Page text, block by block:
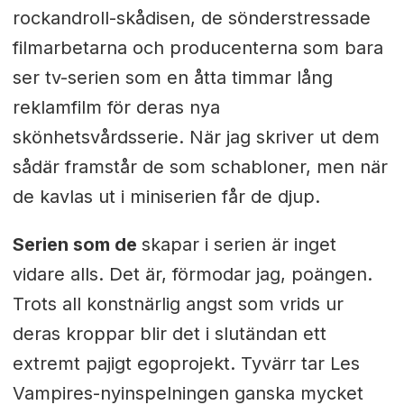
rockandroll-skådisen, de sönderstressade
filmarbetarna och producenterna som bara
ser tv-serien som en åtta timmar lång
reklamfilm för deras nya
skönhetsvårdsserie. När jag skriver ut dem
sådär framstår de som schabloner, men när
de kavlas ut i miniserien får de djup.
Serien som de skapar i serien är inget
vidare alls. Det är, förmodar jag, poängen.
Trots all konstnärlig angst som vrids ur
deras kroppar blir det i slutändan ett
extremt pajigt egoprojekt. Tyvärr tar Les
Vampires-nyinspelningen ganska mycket